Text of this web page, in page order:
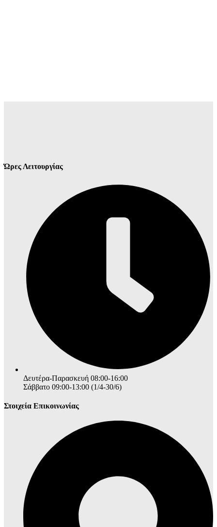
Ώρες Λειτουργίας
Δευτέρα-Παρασκευή 08:00-16:00
Σάββατο 09:00-13:00 (1/4-30/6)
Στοιχεία Επικοινωνίας